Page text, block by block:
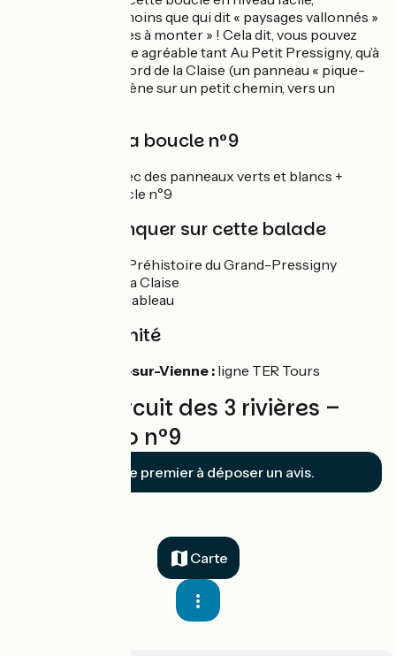
soulignons néanmoins que qui dit « paysages vallonnés »
dit « quelques côtes à monter » ! Cela dit, vous pouvez
marquer une pause agréable tant Au Petit Pressigny, qu’à
Chaumussay, au bord de la Claise (un panneau « pique-
nique » vous emmène sur un petit chemin, vers un
Balisage de la boucle n°9
Boucle balisée avec des panneaux verts et blancs +
numéro de la boucle n°9
À ne pas manquer sur cette balade
Musée de la Préhistoire du Grand-Pressigny
La vallée de la Claise
Château d'Étableau
Gare à proximité
Les Ormes-sur-Vienne : ligne TER Tours
Avis sur Circuit des 3 rivières –
Boucle vélo n°9
Soyez le premier à déposer un avis.
Carte